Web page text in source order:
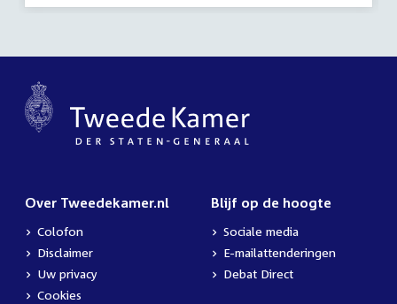
Over Tweedekamer.nl
Colofon
Disclaimer
Uw privacy
Cookies
Blijf op de hoogte
Sociale media
E-mailattenderingen
Debat Direct